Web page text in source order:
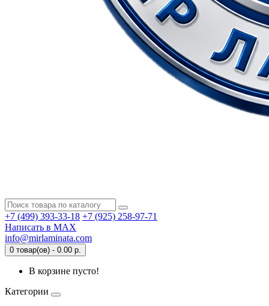
+7 (499) 393-33-18 +7 (925) 258-97-71
Написать в MAX
info@mirlaminata.com
0 товар(ов) - 0.00 р.
В корзине пусто!
Категории